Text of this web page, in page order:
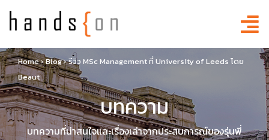
Home›Blog›รีวิว MSc Management ที่ University of Leeds โดย
Beaut
บทความ
บทความที่น่าสนใจและเรื่องเล่าจากประสบการณ์ของรุ่นพี่